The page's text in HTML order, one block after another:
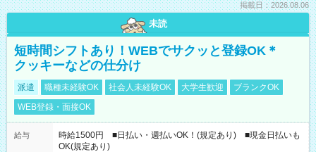
掲載日：2026.08.06
未読
短時間シフトあり！WEBでサクッと登録OK＊
クッキーなどの仕分け
派遣 職種未経験OK 社会人未経験OK 大学生歓迎
ブランクOK
WEB登録・面接OK
給与
時給1500円 ■日払い・週払いOK！(規定あり) ■現金日払いも
OK(規定あり)